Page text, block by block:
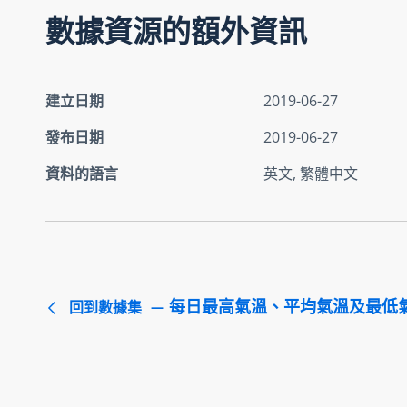
數據資源的額外資訊
建立日期
2019-06-27
發布日期
2019-06-27
資料的語言
英文, 繁體中文
回到數據集 每日最高氣溫、平均氣溫及最低